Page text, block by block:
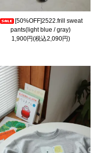
[50%OFF]2522.frill sweat
pants(light blue / gray)
1,900円(税込2,090円)